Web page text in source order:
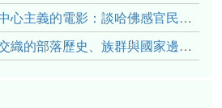
主義的電影：談哈佛感官民族誌實驗室
、族群與國家邊界敘事： 《路有多長》、《高砂的翅膀》、《檔案／李光輝》